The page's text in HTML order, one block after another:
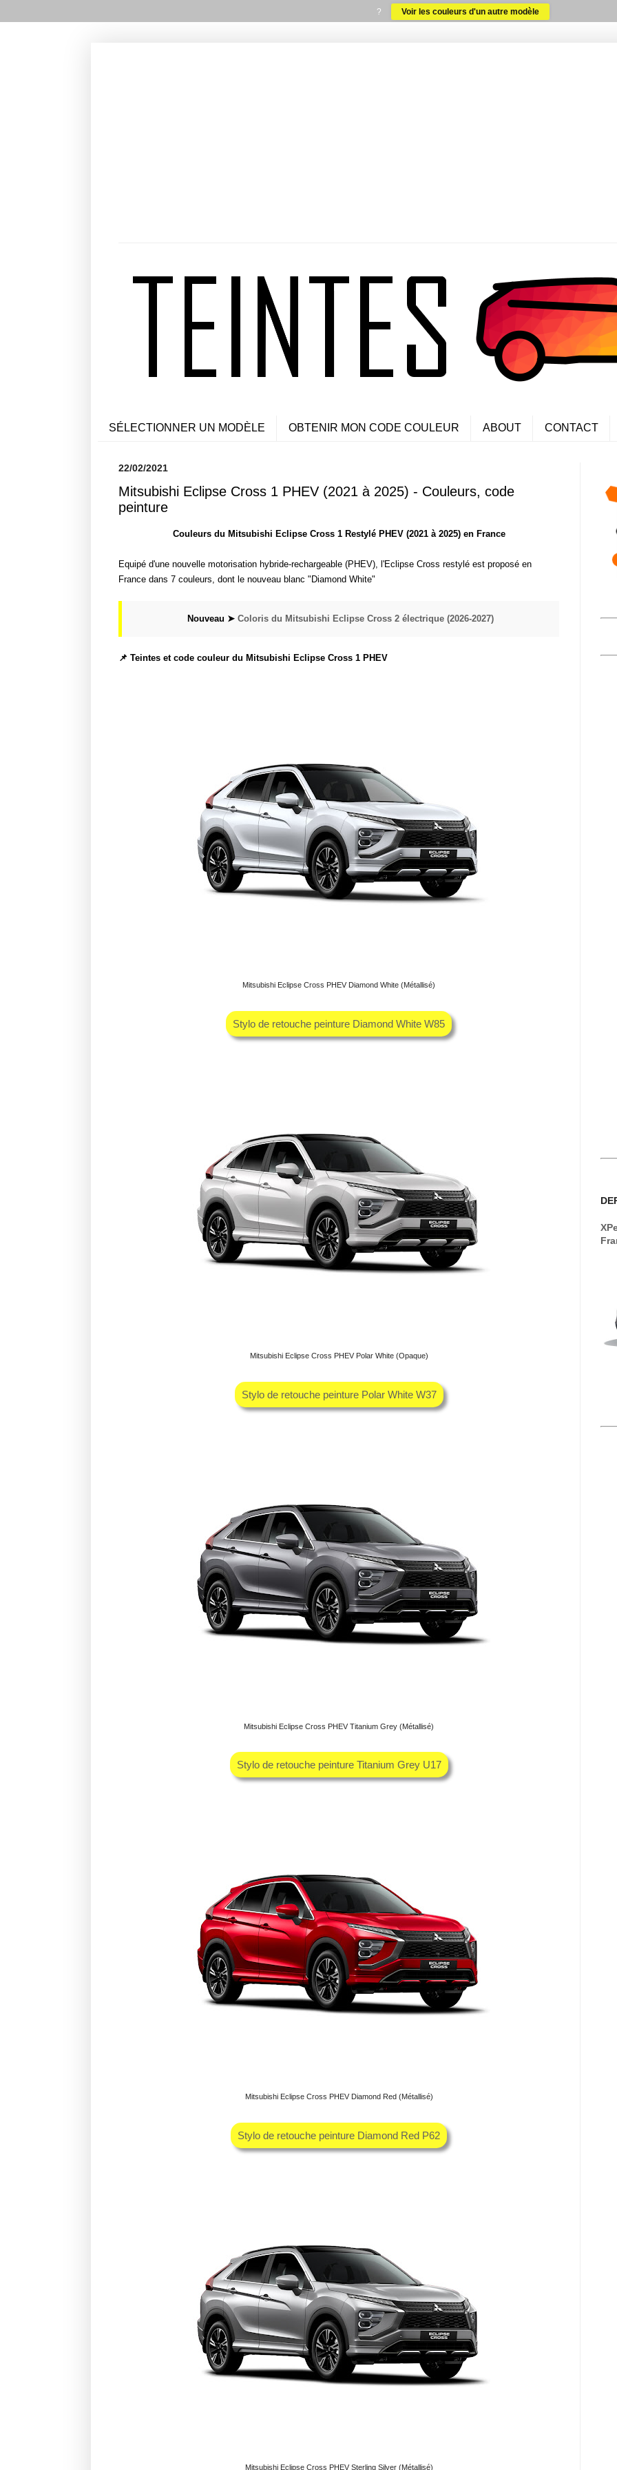
SÉLECTIONNER UN MODÈLE OBTENIR MON CODE COULEUR ABOUT CONTACT
22/02/2021
Mitsubishi Eclipse Cross 1 PHEV (2021 à 2025) - Couleurs, code
peinture
Couleurs du Mitsubishi Eclipse Cross 1 Restylé PHEV (2021 à 2025) en France
Equipé d'une nouvelle motorisation hybride-rechargeable (PHEV), l'Eclipse Cross restylé est proposé en
France dans 7 couleurs, dont le nouveau blanc "Diamond White"
Nouveau ➤ Coloris du Mitsubishi Eclipse Cross 2 électrique (2026-2027)
📌 Teintes et code couleur du Mitsubishi Eclipse Cross 1 PHEV
Mitsubishi Eclipse Cross PHEV Diamond White (Métallisé)
Stylo de retouche peinture Diamond White W85
Mitsubishi Eclipse Cross PHEV Polar White (Opaque)
Stylo de retouche peinture Polar White W37
Mitsubishi Eclipse Cross PHEV Titanium Grey (Métallisé)
Stylo de retouche peinture Titanium Grey U17
Mitsubishi Eclipse Cross PHEV Diamond Red (Métallisé)
Stylo de retouche peinture Diamond Red P62
Mitsubishi Eclipse Cross PHEV Sterling Silver (Métallisé)
? Voir les couleurs d'un autre modèle